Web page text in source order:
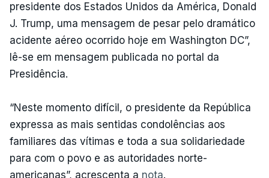
presidente dos Estados Unidos da América, Donald
J. Trump, uma mensagem de pesar pelo dramático
acidente aéreo ocorrido hoje em Washington DC”,
lê-se em mensagem publicada no portal da
Presidência.
“Neste momento difícil, o presidente da República
expressa as mais sentidas condolências aos
familiares das vítimas e toda a sua solidariedade
para com o povo e as autoridades norte-
americanas”, acrescenta a nota.